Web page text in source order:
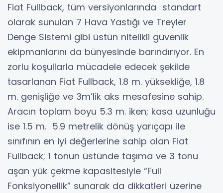
Fiat Fullback, tüm versiyonlarında standart
olarak sunulan 7 Hava Yastığı ve Treyler
Denge Sistemi gibi üstün nitelikli güvenlik
ekipmanlarını da bünyesinde barındırıyor. En
zorlu koşullarla mücadele edecek şekilde
tasarlanan Fiat Fullback, 1.8 m. yüksekliğe, 1.8
m. genişliğe ve 3m’lik aks mesafesine sahip.
Aracın toplam boyu 5.3 m. iken; kasa uzunluğu
ise 1.5 m. 5.9 metrelik dönüş yarıçapı ile
sınıfının en iyi değerlerine sahip olan Fiat
Fullback; 1 tonun üstünde taşıma ve 3 tonu
aşan yük çekme kapasitesiyle “Full
Fonksiyonellik” sunarak da dikkatleri üzerine